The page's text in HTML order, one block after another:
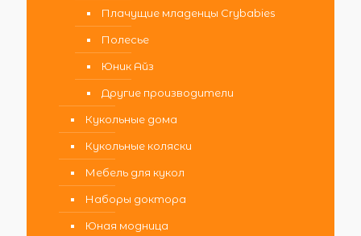
Плачущие младенцы Crybabies
Полесье
Юник Айз
Другие производители
Кукольные дома
Кукольные коляски
Мебель для кукол
Наборы доктора
Юная модница